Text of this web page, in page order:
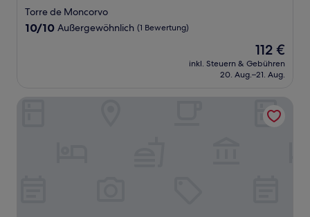
Sterne-
Unterkunft
Torre de Moncorvo
10.0
10/10 Außergewöhnlich (1 Bewertung)
Der
Preis
beträgt
112 €
inkl. Steuern & Gebühren
20. Aug.–21. Aug.